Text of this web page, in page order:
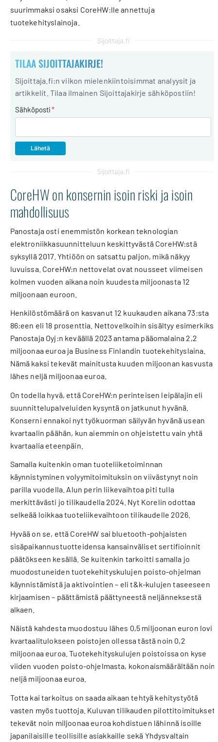
suurimmaksi osaksi CoreHW:lle annettuja
tuotekehityslainoja.
Sijoittaja.fi
TILAA SIJOITTAJAKIRJE!
Sijoittaja.fi:n viikon mielenkiintoisimmat analyysit ja
artikkelit. Tilaa ilmainen Sijoittajakirje sähköpostiin!
Sähköposti*
Sijoittaja.fi
CoreHW on konsernin isoin riski ja isoin
mahdollisuus
Panostaja osti enemmistön korkean teknologian
elektroniikkasuunnitteluun keskittyvästä CoreHW:stä
syksyllä 2017. Yhtiöön on satsattu paljon, mikä näkyy
luvuissa. CoreHW:n nettovelat ovat nousseet viimeisen
kolmen vuoden aikana noin kuudesta miljoonasta 12
miljoonaan euroon.
Henkilöstömäärä on kasvanut 12 kuukauden aikana 73:sta
86:een eli 18 prosenttia. Nettovelkoihin sisältyy esimerkiksi
Panostaja Oyj:n keväällä 2023 antama pääomalaina 2,2
miljoonaa euroa ja Business Finlandin tuotekehityslaina.
Nämä kaksi tekevät mainitusta kuuden miljoonan kasvusta
lähes neljä miljoonaa euroa.
On todella hyvä, että CoreHW:n perinteisen leipälajin eli
suunnittelupalveluiden kysyntä on jatkunut hyvänä.
Konserni ennakoi nyt työkuorman säilyvän hyvänä usean
kvartaalin päähän, kun aiemmin on ohjeistettu vain yhtä
kvartaalia eteenpäin.
Samalla kuitenkin oman tuoteliiketoiminnan
käynnistyminen volyymitoimituksin on viivästynyt noin
parilla vuodella. Alun perin liikevaihtoa piti tulla
merkittävästi jo tilikaudella 2024. Nyt Korelin odottaa
selkeää loikkaa tuoteliikevaihtoon tilikaudelle 2026.
Hyvää on se, että CoreHW sai bluetooth-pohjaisten
sisäpaikannustuotteidensa kansainväliset sertifioinnit
päätökseen kesällä. Se kuitenkin tarkoitti samalla jo
muodostuneiden tuotekehityskulujen poisto-ohjelman
käynnistämistä ja aktivointien – eli t&k-kulujen taseeseen
kirjaamisen – päättämistä päättyneestä neljänneksestä
alkaen.
Näistä kahdesta muodostuu lähes 0,5 miljoonan euron lovi
kvartaalitulokseen poistojen ollessa tästä noin 0,2
miljoonaa euroa. Tuotekehityskulujen poistoissa on kyse
viiden vuoden poisto-ohjelmasta, kokonaismäärältään noin
neljä miljoonaa euroa.
Totta kai tarkoitus on saada aikaan tehtyä kehitystyötä
vasten myös tuottoja. Kuluvan tilikauden pilottitoimitukset
tekevät noin miljoonaa euroa kohdistuen lähinnä isoille
japanilaisille teollisille asiakkaille sekä Yhdysvaltain